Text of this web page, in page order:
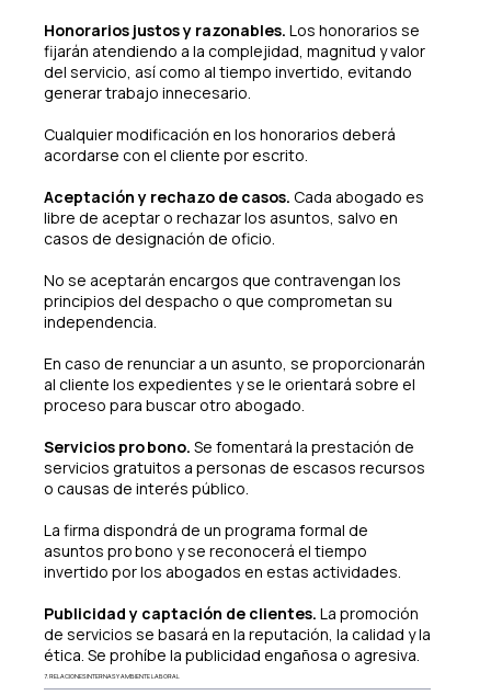
Honorarios justos y razonables. Los honorarios se
fijarán atendiendo a la complejidad, magnitud y valor
del servicio, así como al tiempo invertido, evitando
generar trabajo innecesario.
Cualquier modificación en los honorarios deberá
acordarse con el cliente por escrito.
Aceptación y rechazo de casos. Cada abogado es
libre de aceptar o rechazar los asuntos, salvo en
casos de designación de oficio.
No se aceptarán encargos que contravengan los
principios del despacho o que comprometan su
independencia.
En caso de renunciar a un asunto, se proporcionarán
al cliente los expedientes y se le orientará sobre el
proceso para buscar otro abogado.
Servicios pro bono. Se fomentará la prestación de
servicios gratuitos a personas de escasos recursos
o causas de interés público.
La firma dispondrá de un programa formal de
asuntos pro bono y se reconocerá el tiempo
invertido por los abogados en estas actividades.
Publicidad y captación de clientes. La promoción
de servicios se basará en la reputación, la calidad y la
ética. Se prohíbe la publicidad engañosa o agresiva.
7. RELACIONES INTERNAS Y AMBIENTE LABORAL